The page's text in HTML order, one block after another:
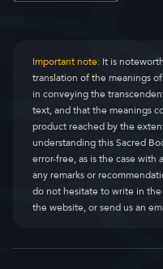
Important note:It is
translation of the meanings
in conveying the
text, and that the meanings
product reached by the
understanding this Sacred
error-free, as is the case with
any remarks or
do not hesitate to write in
the website, or send us an